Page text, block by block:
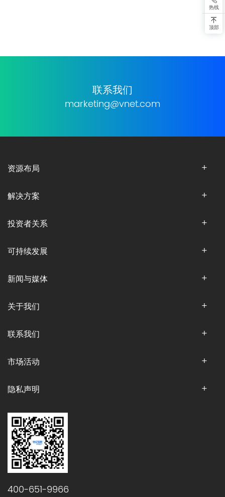
联系我们
marketing@vnet.com
热线
顶部
资源布局
解决方案
投资者关系
可持续发展
新闻与媒体
关于我们
联系我们
市场活动
隐私声明
400-651-9966